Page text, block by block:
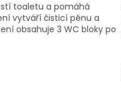
toaletu a pomáhá
vytváří čisticí pěnu a
obsahuje 3 WC bloky po